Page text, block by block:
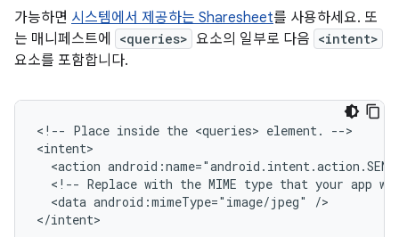
가능하면 시스템에서 제공하는 Sharesheet를 사용하세요. 또
는 매니페스트에
<queries> 요소의 일부로 다음 <intent>
요소를 포함합니다.
<!-- Place inside the <queries> element.
-->
<action
<!-- Replace with the MIME type that your app
<data android:mimeType="image/jpeg"
/>
</intent>